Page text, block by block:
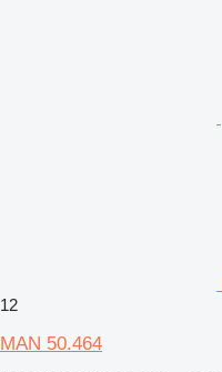
12
MAN 50.464